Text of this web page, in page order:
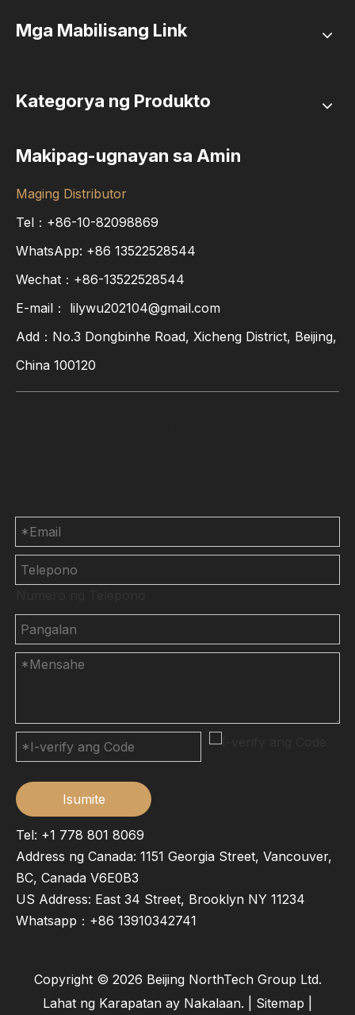
Mga Mabilisang Link
Kategorya ng Produkto
Makipag-ugnayan sa Amin
Maging Distributor
Tel：+86-10-82098869
WhatsApp: +86 13522528544
Wechat：+86-13522528544
E-mail： lilywu202104@gmail.com
Add：No.3 Dongbinhe Road, Xicheng District, Beijing,
China 100120
Isumite
Tel: +1 778 801 8069
Address ng Canada: 1151 Georgia Street, Vancouver,
BC, Canada V6E0B3
US Address: East 34 Street, Brooklyn NY 11234
Whatsapp： +86 13910342741
Copyright © 2026 Beijing NorthTech Group Ltd.
Lahat ng Karapatan ay Nakalaan. | Sitemap